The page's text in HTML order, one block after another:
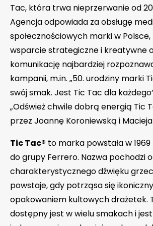
Tac, która trwa nieprzerwanie od
Agencja odpowiada za obsługę
społecznościowych marki w Polsce,
wsparcie strategiczne i kreatywne
komunikację najbardziej
kampanii, m.in. „50. urodziny marki
swój smak. Jest Tic Tac dla
„Odśwież chwile dobrą energią Tic
przez Joannę Koroniewską i
Tic Tac® to marka powstała w
do grupy Ferrero. Nazwa pochodzi
charakterystycznego dźwięku
powstaje, gdy potrząsa się
opakowaniem kultowych drażetek.
dostępny jest w wielu smakach i